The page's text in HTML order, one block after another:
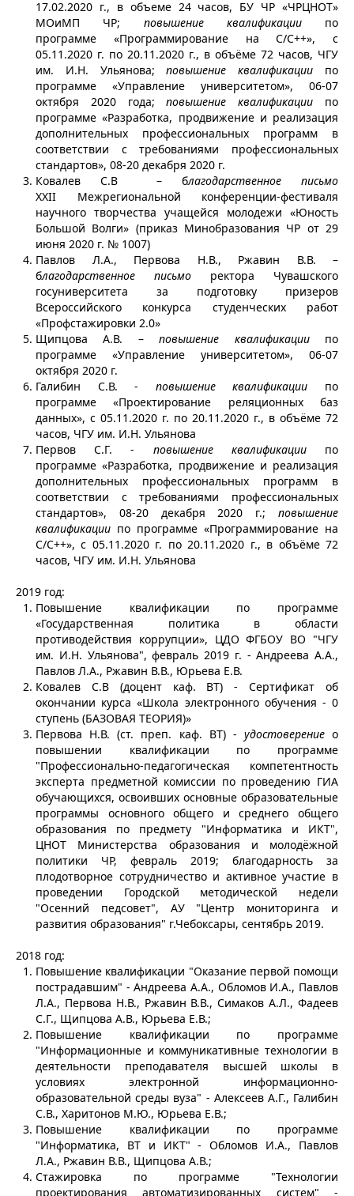
17.02.2020 г., в объеме 24 часов, БУ ЧР «ЧРЦНОТ»
МОиМП ЧР; повышение квалификациипо
программе «Программирование на С/С++», с
05.11.2020 г. по 20.11.2020 г., в объёме 72 часов, ЧГУ
им. И.Н. Ульянова;повышение квалификации по
программе «Управление университетом», 06-07
октября 2020 года;повышение квалификации по
программе «Разработка, продвижение и реализация
дополнительных профессиональных программ в
соответствии с требованиями профессиональных
стандартов», 08-20 декабря 2020 г.
Ковалев С.В – благодарственное письмо
XXII Межрегиональной конференции-фестиваля
научного творчества учащейся молодежи «Юность
Большой Волги» (приказ Минобразования ЧР от 29
июня 2020 г. № 1007)
Павлов Л.А., Первова Н.В., Ржавин В.В. –
благодарственное письмо ректора Чувашского
госуниверситета за подготовку призеров
Всероссийского конкурса студенческих работ
«Профстажировки 2.0»
Щипцова А.В. –повышение квалификации по
программе «Управление университетом», 06-07
октября 2020 г.
Галибин С.В. - повышение квалификации по
программе «Проектирование реляционных баз
данных», с 05.11.2020 г. по 20.11.2020 г., в объёме 72
часов, ЧГУ им. И.Н. Ульянова
Первов С.Г. - повышение квалификациипо
программе «Разработка, продвижение и реализация
дополнительных профессиональных программ в
соответствии с требованиями профессиональных
стандартов», 08-20 декабря 2020 г.; повышение
квалификации по программе «Программирование на
С/С++», с 05.11.2020 г. по 20.11.2020 г., в объёме 72
часов, ЧГУ им. И.Н. Ульянова
2019 год:
Повышение квалификации по программе
«Государственная политика в области
противодействия коррупции», ЦДО ФГБОУ ВО "ЧГУ
им. И.Н. Ульянова", февраль 2019 г. - Андреева А.А.,
Павлов Л.А., Ржавин В.В., Юрьева Е.В.
Ковалев С.В (доцент каф. ВТ) - Сертификат об
окончании курса «Школа электронного обучения - 0
ступень (БАЗОВАЯ ТЕОРИЯ)»
Первова Н.В. (ст. преп. каф. ВТ) - удостоверениео
повышении квалификации по программе
"Профессионально-педагогическая компетентность
эксперта предметной комиссии по проведению ГИА
обучающихся, освоивших основные образовательные
программы основного общего и среднего общего
образования по предмету "Информатика и ИКТ",
ЦНОТ Министерства образования и молодёжной
политики ЧР, февраль 2019; благодарность за
плодотворное сотрудничество и активное участие в
проведении Городской методической недели
"Осенний педсовет", АУ "Центр мониторинга и
развития образования" г.Чебоксары, сентябрь 2019.
2018 год:
Повышение квалификации "Оказание первой помощи
пострадавшим" - Андреева А.А., Обломов И.А., Павлов
Л.А., Первова Н.В., Ржавин В.В., Симаков А.Л., Фадеев
С.Г., Щипцова А.В., Юрьева Е.В.;
Повышение квалификации по программе
"Информационные и коммуникативные технологии в
деятельности преподавателя высшей школы в
условиях электронной информационно-
образовательной среды вуза" - Алексеев А.Г., Галибин
С.В., Харитонов М.Ю., Юрьева Е.В.;
Повышение квалификации по программе
"Информатика, ВТ и ИКТ" - Обломов И.А., Павлов
Л.А., Ржавин В.В., Щипцова А.В.;
Стажировка по программе "Технологии
проектирования автоматизированных систем" -